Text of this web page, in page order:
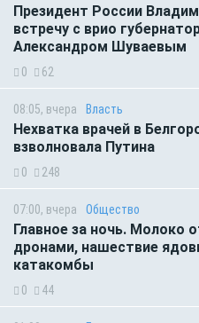
Президент России
встречу с врио
Александром Шуваевым
0 62
08:05, вчера Власть
Нехватка врачей в
взволновала Путина
0 248
07:00, вчера Общество
Главное за ночь. Молоко
дронами, нашествие
катакомбы
0 44